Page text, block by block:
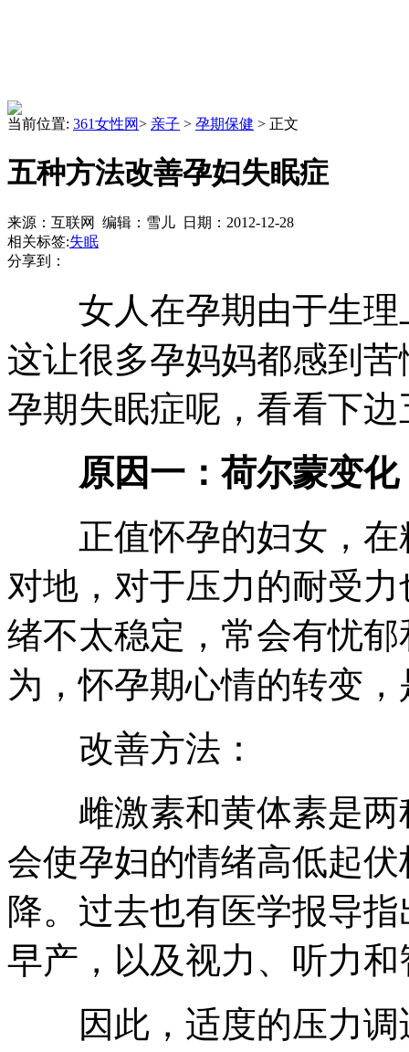
当前位置: 361女性网> 亲子 > 孕期保健 > 正文
五种方法改善孕妇失眠症
来源：互联网 编辑：雪儿 日期：2012-12-28
相关标签:失眠
分享到：
女人在孕期由于生理
这让很多孕妈妈都感到
孕期失眠症呢，看看下
原因一：荷尔蒙变化
正值怀孕的妇女，在
对地，对于压力的耐受
绪不太稳定，常会有忧
为，怀孕期心情的转变
改善方法：
雌激素和黄体素是两
会使孕妇的情绪高低起
降。过去也有医学报导
早产，以及视力、听力
因此，适度的压力调